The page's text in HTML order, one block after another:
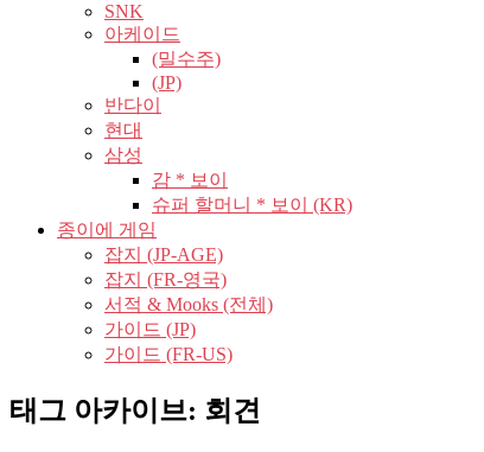
SNK
아케이드
(밀수주)
(JP)
반다이
현대
삼성
감 * 보이
슈퍼 할머니 * 보이 (KR)
종이에 게임
잡지 (JP-AGE)
잡지 (FR-영국)
서적 & Mooks (전체)
가이드 (JP)
가이드 (FR-US)
태그 아카이브: 회견